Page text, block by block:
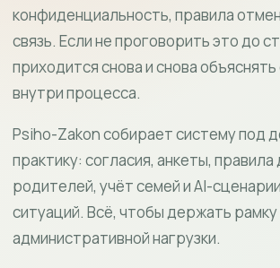
конфиденциальность, правила
связь. Если не проговорить это до
приходится снова и снова
внутри процесса.
Psiho-Zakon собирает систему под
практику: согласия, анкеты, правила
родителей, учёт семей и AI-
ситуаций. Всё, чтобы держать
административной нагрузки.